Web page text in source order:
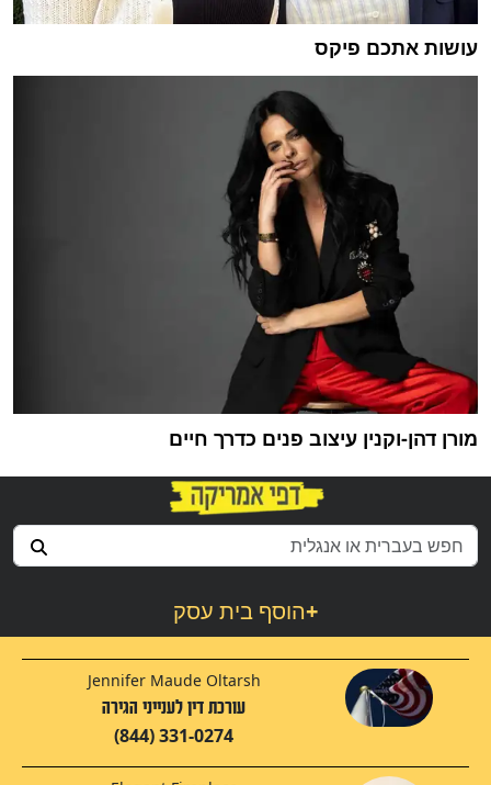
עושות אתכם פיקס
מורן דהן-וקנין עיצוב פנים כדרך חיים
הוסף בית עסק+
Jennifer Maude Oltarsh
עורכת דין לענייני הגירה
(844) 331-0274